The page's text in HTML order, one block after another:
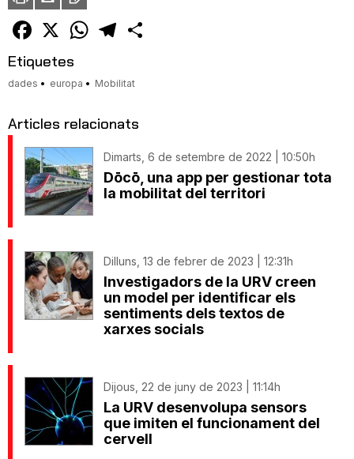
un
amic
Facebook
X WhatsAppTelegram
Etiquetes
dades europa Mobilitat
Articles relacionats
Dimarts, 6 de setembre de 2022 | 10:50h
Dōcō, una app per gestionar tota
la mobilitat del territori
Dilluns, 13 de febrer de 2023 | 12:31h
Investigadors de la URV creen
un model per identificar els
sentiments dels textos de
xarxes socials
Dijous, 22 de juny de 2023 | 11:14h
La URV desenvolupa sensors
que imiten el funcionament del
cervell